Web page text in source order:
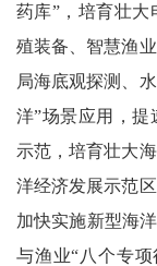
药库”，培育壮
殖装备、智慧渔
局海底观探测、
洋”场景应用，
示范，培育壮大
洋经济发展示范
加快实施新型海
与渔业“八个专